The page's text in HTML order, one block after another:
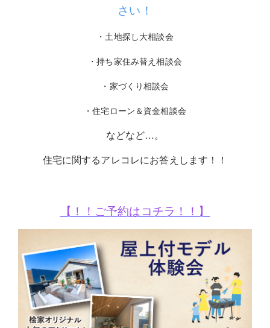
さい！
・土地探し大相談会
・持ち家住み替え相談会
・家づくり相談会
・住宅ローン＆資金相談会
などなど…。
住宅に関するアレコレにお答えします！！
【！！ご予約はコチラ！！】